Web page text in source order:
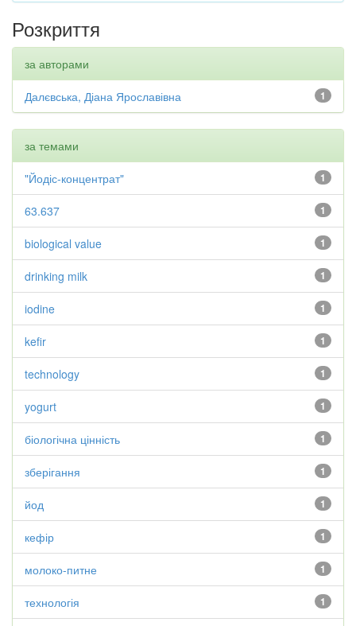
Розкриття
за авторами
1
Далєвська, Діана Ярославівна
за темами
1
"Йодіс-концентрат"
1
63.637
1
biological value
1
drinking milk
1
iodine
1
kefir
1
technology
1
yogurt
1
біологічна цінність
1
зберігання
1
йод
1
кефір
1
молоко-питне
1
технологія